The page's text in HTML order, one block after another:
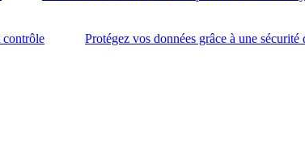
contrôle Protégez vos données grâce à une